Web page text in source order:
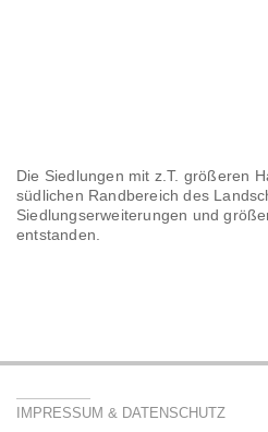
Die Siedlungen mit z.T. größeren
südlichen Randbereich des
Siedlungserweiterungen und
entstanden.
IMPRESSUM & DATENSCHUTZ